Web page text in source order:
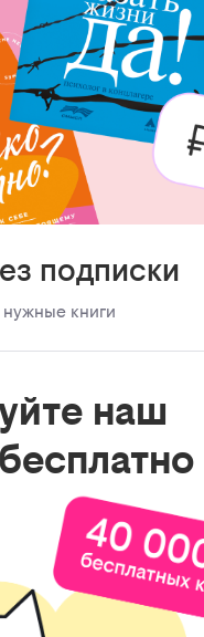
подписки
нужные книги
наш